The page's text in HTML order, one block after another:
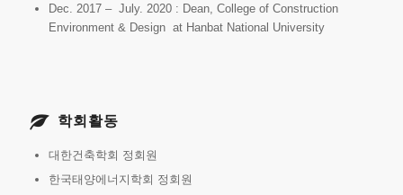
Dec. 2017 – July. 2020 : Dean, College of Construction
Environment & Design at Hanbat National University
학회활동
대한건축학회 정회원
한국태양에너지학회 정회원